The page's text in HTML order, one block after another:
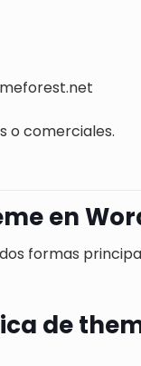
o comerciales.
en
formas
de